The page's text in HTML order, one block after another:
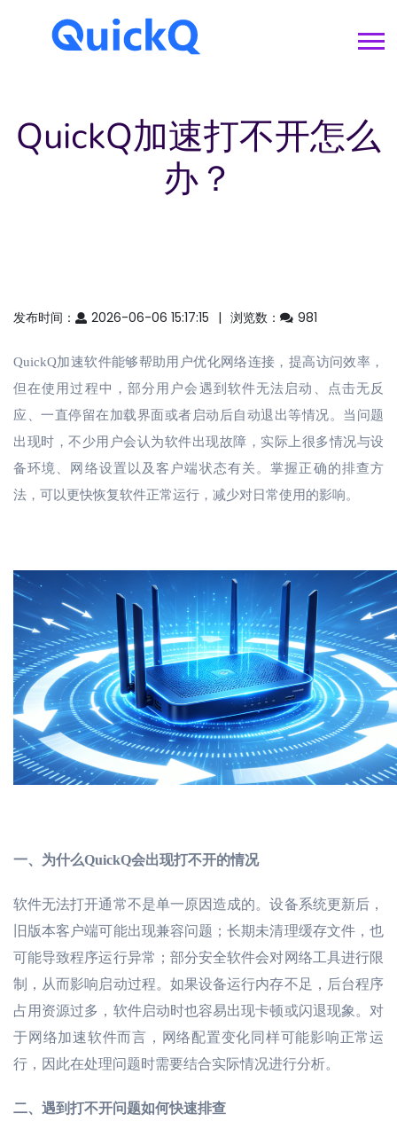
QuickQ加速打不开怎么
办？
发布时间： 2026-06-06 15:17:15 浏览数： 981
QuickQ加速软件能够帮助用户优化网络连接，提高访问效率，
但在使用过程中，部分用户会遇到软件无法启动、点击无反
应、一直停留在加载界面或者启动后自动退出等情况。当问题
出现时，不少用户会认为软件出现故障，实际上很多情况与设
备环境、网络设置以及客户端状态有关。掌握正确的排查方
法，可以更快恢复软件正常运行，减少对日常使用的影响。
一、 为什么QuickQ会出现打不开的情况
软件无法打开通常不是单一原因造成的。设备系统更新后，
旧版本客户端可能出现兼容问题；长期未清理缓存文件，也
可能导致程序运行异常；部分安全软件会对网络工具进行限
制，从而影响启动过程。如果设备运行内存不足，后台程序
占用资源过多，软件启动时也容易出现卡顿或闪退现象。对
于网络加速软件而言，网络配置变化同样可能影响正常运
行，因此在处理问题时需要结合实际情况进行分析。
二、 遇到打不开问题如何快速排查